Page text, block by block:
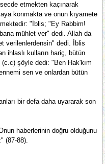
etmekten kaçınarak
konmakta ve onun kıyamete
"İblis; "Ey Rabbim!
mühlet ver" dedi. Allah da
verilenlerdensin" dedi. İblis
ihlaslı kulların hariç, bütün
(c.c) şöyle dedi: "Ben Hak'kım
sen ve onlardan bütün
bir defa daha uyararak son
haberlerinin doğru olduğunu
(87-88).